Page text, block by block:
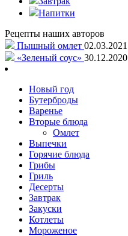
Напитки
Рецепты наших авторов
Пышный омлет 02.03.2021
«Зеленый соус» 30.12.2020
Новый год
Бутерброды
Варенье
Вторые блюда
Омлет
Выпечки
Горячие блюда
Грибы
Гриль
Десерты
Завтрак
Закуски
Котлеты
Мороженое